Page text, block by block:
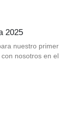
2025
nuestro primer
nosotros en el